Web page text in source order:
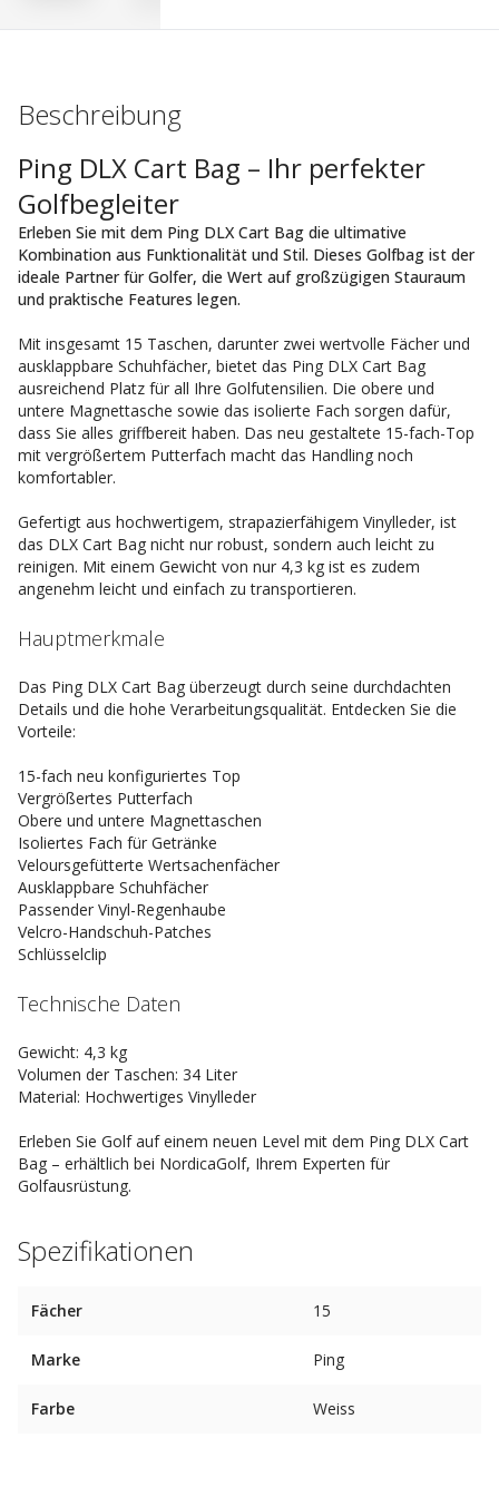
Beschreibung
Ping DLX Cart Bag – Ihr perfekter
Golfbegleiter
Erleben Sie mit dem Ping DLX Cart Bag die ultimative
Kombination aus Funktionalität und Stil. Dieses Golfbag ist der
ideale Partner für Golfer, die Wert auf großzügigen Stauraum
und praktische Features legen.
Mit insgesamt 15 Taschen, darunter zwei wertvolle Fächer und
ausklappbare Schuhfächer, bietet das Ping DLX Cart Bag
ausreichend Platz für all Ihre Golfutensilien. Die obere und
untere Magnettasche sowie das isolierte Fach sorgen dafür,
dass Sie alles griffbereit haben. Das neu gestaltete 15-fach-Top
mit vergrößertem Putterfach macht das Handling noch
komfortabler.
Gefertigt aus hochwertigem, strapazierfähigem Vinylleder, ist
das DLX Cart Bag nicht nur robust, sondern auch leicht zu
reinigen. Mit einem Gewicht von nur 4,3 kg ist es zudem
angenehm leicht und einfach zu transportieren.
Hauptmerkmale
Das Ping DLX Cart Bag überzeugt durch seine durchdachten
Details und die hohe Verarbeitungsqualität. Entdecken Sie die
Vorteile:
15-fach neu konfiguriertes Top
Vergrößertes Putterfach
Obere und untere Magnettaschen
Isoliertes Fach für Getränke
Veloursgefütterte Wertsachenfächer
Ausklappbare Schuhfächer
Passender Vinyl-Regenhaube
Velcro-Handschuh-Patches
Schlüsselclip
Technische Daten
Gewicht: 4,3 kg
Volumen der Taschen: 34 Liter
Material: Hochwertiges Vinylleder
Erleben Sie Golf auf einem neuen Level mit dem Ping DLX Cart
Bag – erhältlich bei NordicaGolf, Ihrem Experten für
Golfausrüstung.
Spezifikationen
Fächer 15
Marke Ping
Farbe Weiss